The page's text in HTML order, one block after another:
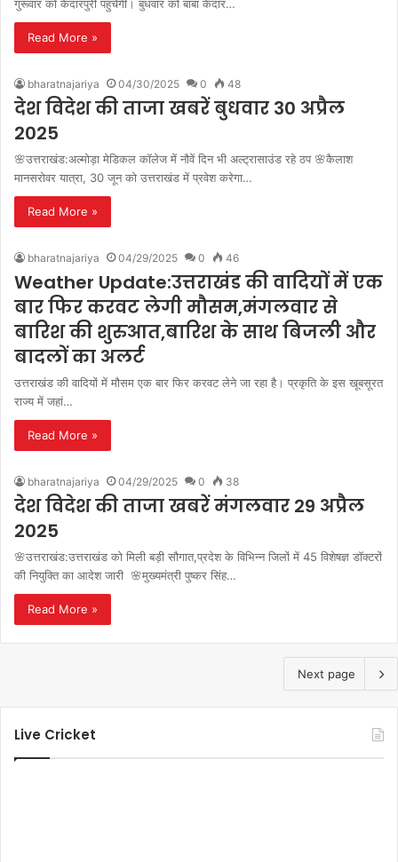
गुरूवार को केदारपुरी पहुंचेगी। बुधवार को बाबा केदार…
Read More »
bharatnajariya 04/30/2025 0 48
देश विदेश की ताजा खबरें बुधवार 30 अप्रैल
2025
🌸उत्तराखंड:अल्मोड़ा मेडिकल कॉलेज में नौवें दिन भी अल्ट्रासाउंड रहे ठप 🌸कैलाश
मानसरोवर यात्रा, 30 जून को उत्तराखंड में प्रवेश करेगा…
Read More »
bharatnajariya 04/29/2025 0 46
Weather Update:उत्तराखंड की वादियों में एक
बार फिर करवट लेगी मौसम,मंगलवार से
बारिश की शुरुआत,बारिश के साथ बिजली और
बादलों का अलर्ट
उत्तराखंड की वादियों में मौसम एक बार फिर करवट लेने जा रहा है। प्रकृति के इस खूबसूरत
राज्य में जहां…
Read More »
bharatnajariya 04/29/2025 0 38
देश विदेश की ताजा खबरें मंगलवार 29 अप्रैल
2025
🌸उत्तराखंड:उत्तराखंड को मिली बड़ी सौगात,प्रदेश के विभिन्न जिलों में 45 विशेषज्ञ डॉक्टरों
की नियुक्ति का आदेश जारी 🌸मुख्यमंत्री पुष्कर सिंह…
Read More »
Next page
Live Cricket